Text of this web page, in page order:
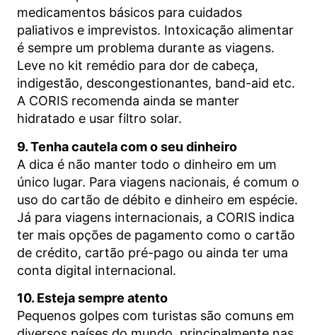
medicamentos básicos para cuidados
paliativos e imprevistos. Intoxicação alimentar
é sempre um problema durante as viagens.
Leve no kit remédio para dor de cabeça,
indigestão, descongestionantes, band-aid etc.
A CORIS recomenda ainda se manter
hidratado e usar filtro solar.
9. Tenha cautela com o seu dinheiro
A dica é não manter todo o dinheiro em um
único lugar. Para viagens nacionais, é comum o
uso do cartão de débito e dinheiro em espécie.
Já para viagens internacionais, a CORIS indica
ter mais opções de pagamento como o cartão
de crédito, cartão pré-pago ou ainda ter uma
conta digital internacional.
10. Esteja sempre atento
Pequenos golpes com turistas são comuns em